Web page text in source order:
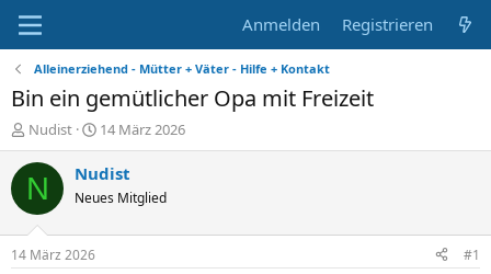
Anmelden Registrieren
Alleinerziehend - Mütter + Väter - Hilfe + Kontakt
Bin ein gemütlicher Opa mit Freizeit
E
r
s
t
e
Nudist
E
r
s
e
t
14 März 2026
N Nudist
Neues Mitglied
14 März 2026 #1